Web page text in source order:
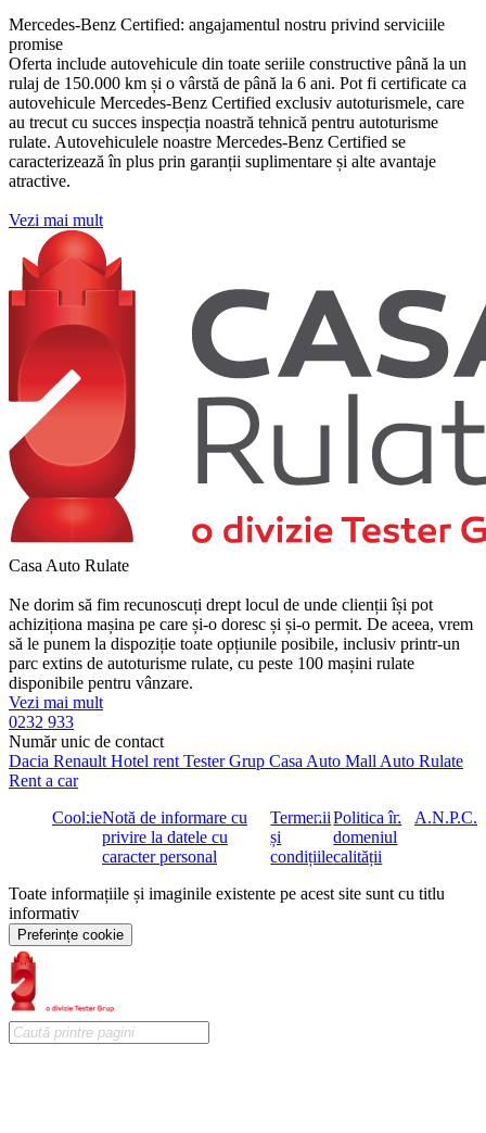
Mercedes-Benz Certified: angajamentul nostru privind serviciile
promise
Oferta include autovehicule din toate seriile constructive până la un
rulaj de 150.000 km și o vârstă de până la 6 ani. Pot fi certificate ca
autovehicule Mercedes-Benz Certified exclusiv autoturismele, care
au trecut cu succes inspecția noastră tehnică pentru autoturisme
rulate. Autovehiculele noastre Mercedes-Benz Certified se
caracterizează în plus prin garanții suplimentare și alte avantaje
atractive.
Vezi mai mult
Casa Auto Rulate
Ne dorim să fim recunoscuți drept locul de unde clienții își pot
achiziționa mașina pe care și-o doresc și și-o permit. De aceea, vrem
să le punem la dispoziție toate opțiunile posibile, inclusiv printr-un
parc extins de autoturisme rulate, cu peste 100 mașini rulate
disponibile pentru vânzare.
Vezi mai mult
0232 933
Număr unic de contact
Dacia Renault Hotel rent Tester Grup Casa Auto Mall Auto Rulate
Rent a car
CookieNotă de informare cu
privire la datele cu
caracter personal
Termenii
și
condițiile
Politica în
domeniul
calității
A.N.P.C.
Toate informațiile și imaginile existente pe acest site sunt cu titlu
informativ
Preferințe cookie